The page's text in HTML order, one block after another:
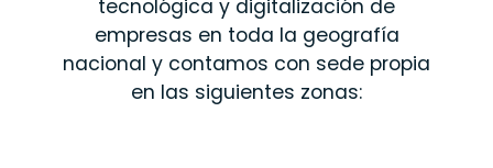
tecnológica y digitalización de
empresas en toda la geografía
nacional y contamos con sede propia
en las siguientes zonas: